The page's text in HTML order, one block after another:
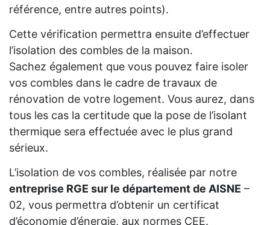
référence, entre autres points).
Cette vérification permettra ensuite d’effectuer
l’isolation des combles de la maison.
Sachez également que vous pouvez faire isoler
vos combles dans le cadre de travaux de
rénovation de votre logement. Vous aurez, dans
tous les cas la certitude que la pose de l’isolant
thermique sera effectuée avec le plus grand
sérieux.
L’isolation de vos combles, réalisée par notre
entreprise RGE sur le département de AISNE –
02, vous permettra d’obtenir un certificat
d’économie d’énergie, aux normes CEE.